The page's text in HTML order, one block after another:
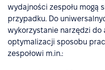
wydajności zespołu mogą
przypadku. Do
wykorzystanie narzędzi do
optymalizacji sposobu
zespołowi m.in.: